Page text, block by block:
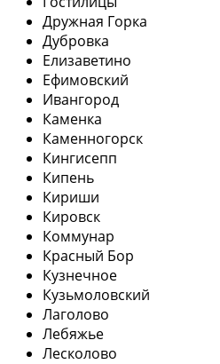
Дружная Горка
Дубровка
Елизаветино
Ефимовский
Ивангород
Каменка
Каменногорск
Кингисепп
Кипень
Кириши
Кировск
Коммунар
Красный Бор
Кузнечное
Кузьмоловский
Лаголово
Лебяжье
Лесколово